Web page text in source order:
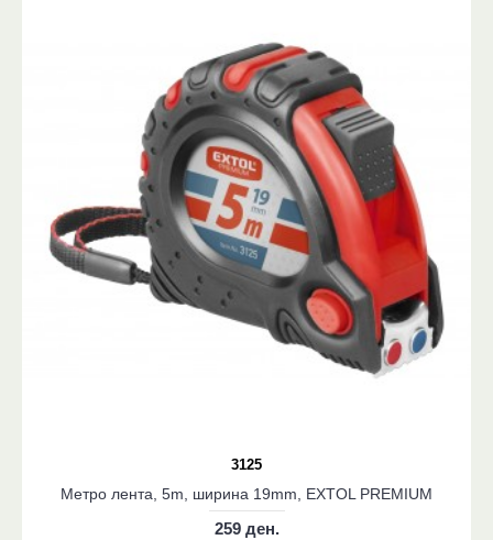
3125
Метро лента, 5m, ширина 19mm, EXTOL PREMIUM
259 ден.